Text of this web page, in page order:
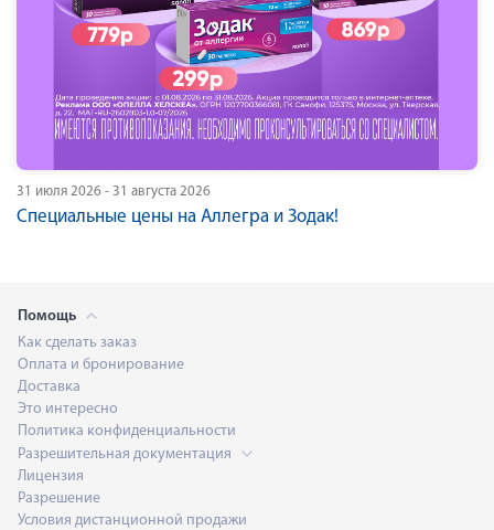
31 июля 2026 - 31 августа 2026
Специальные цены на Аллегра и Зодак!
Помощь
Как сделать заказ
Оплата и бронирование
Доставка
Это интересно
Политика конфиденциальности
Разрешительная документация
Лицензия
Разрешение
Условия дистанционной продажи